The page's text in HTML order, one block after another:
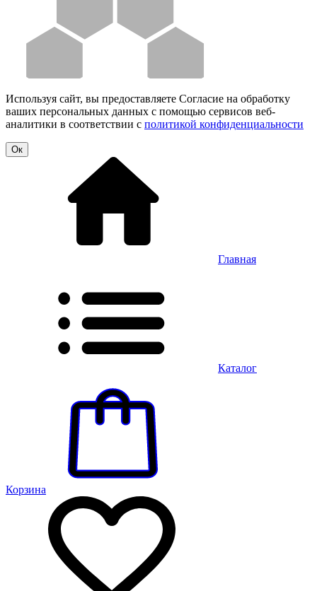
Используя сайт, вы предоставляете Согласие на обработку
ваших персональных данных с помощью сервисов веб-
аналитики в соответствии с политикой конфиденциальности
Oк
Главная
Каталог
Корзина